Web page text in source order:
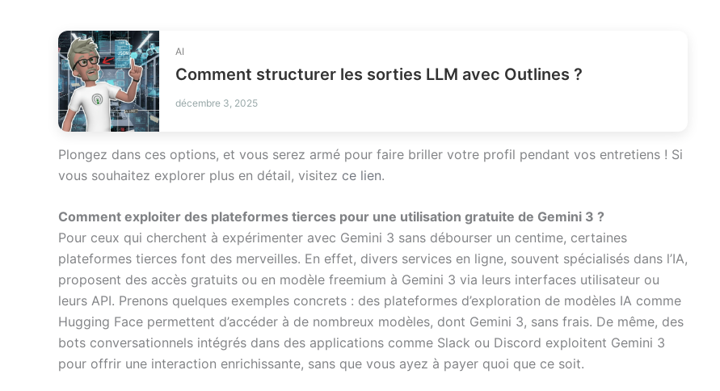
AI
Comment structurer les sorties LLM avec Outlines ?
décembre 3, 2025
Plongez dans ces options, et vous serez armé pour faire briller votre profil pendant vos entretiens ! Si
vous souhaitez explorer plus en détail, visitez ce lien.
Comment exploiter des plateformes tierces pour une utilisation gratuite de Gemini 3 ?
Pour ceux qui cherchent à expérimenter avec Gemini 3 sans débourser un centime, certaines
plateformes tierces font des merveilles. En effet, divers services en ligne, souvent spécialisés dans l’IA,
proposent des accès gratuits ou en modèle freemium à Gemini 3 via leurs interfaces utilisateur ou
leurs API. Prenons quelques exemples concrets : des plateformes d’exploration de modèles IA comme
Hugging Face permettent d’accéder à de nombreux modèles, dont Gemini 3, sans frais. De même, des
bots conversationnels intégrés dans des applications comme Slack ou Discord exploitent Gemini 3
pour offrir une interaction enrichissante, sans que vous ayez à payer quoi que ce soit.